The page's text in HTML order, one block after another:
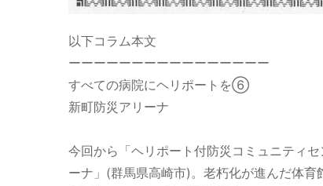
以下コラム本文
ーーーーーーーーーーーーーーーー
すべての病院にヘリポートを⑥
新町防災アリーナ
今回から「ヘリポート付防災コミュニティ
ーナ」(群馬県高崎市)。老朽化が進んだ体